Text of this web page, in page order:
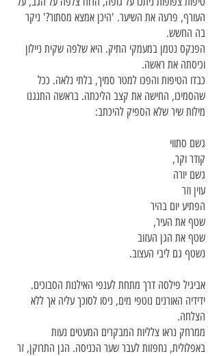
העורף, פרעה את השיער. 'היכן אמצא מסתור?' ניקר
בה החשש.
הפנקס נטמן במעמקי התיק. היא שלפה שקית ניילון
וכיסתה את ראשה.
כבדו הטיפות והפכו למטר סמיך, בלתי נלאה. ככל
שהסמיכו, החישה את קצב הליכתה. בראשה התנגנו
מילות שיר שלא הספיק להיכתב:
גשם סתווי
קודר וקר,
גשם יורה
עוין וזר
הפתיע יום בהיר
שטף את העיר,
שטף את הגן העזוב
נשטף גם ליבי העצוב.
אביגיל פילסה דרך מתחת לענפי האילנות הסבוכים.
ידידיה האורנים נוטפי מים, ניסו לסוכך עליה אך ללא
הצלחה.
ממרחק נראו צלליות המבקרים המעטים נעות
באפלולית, נחפזות לעבר שער הכניסה. הגן התרוקן, זר